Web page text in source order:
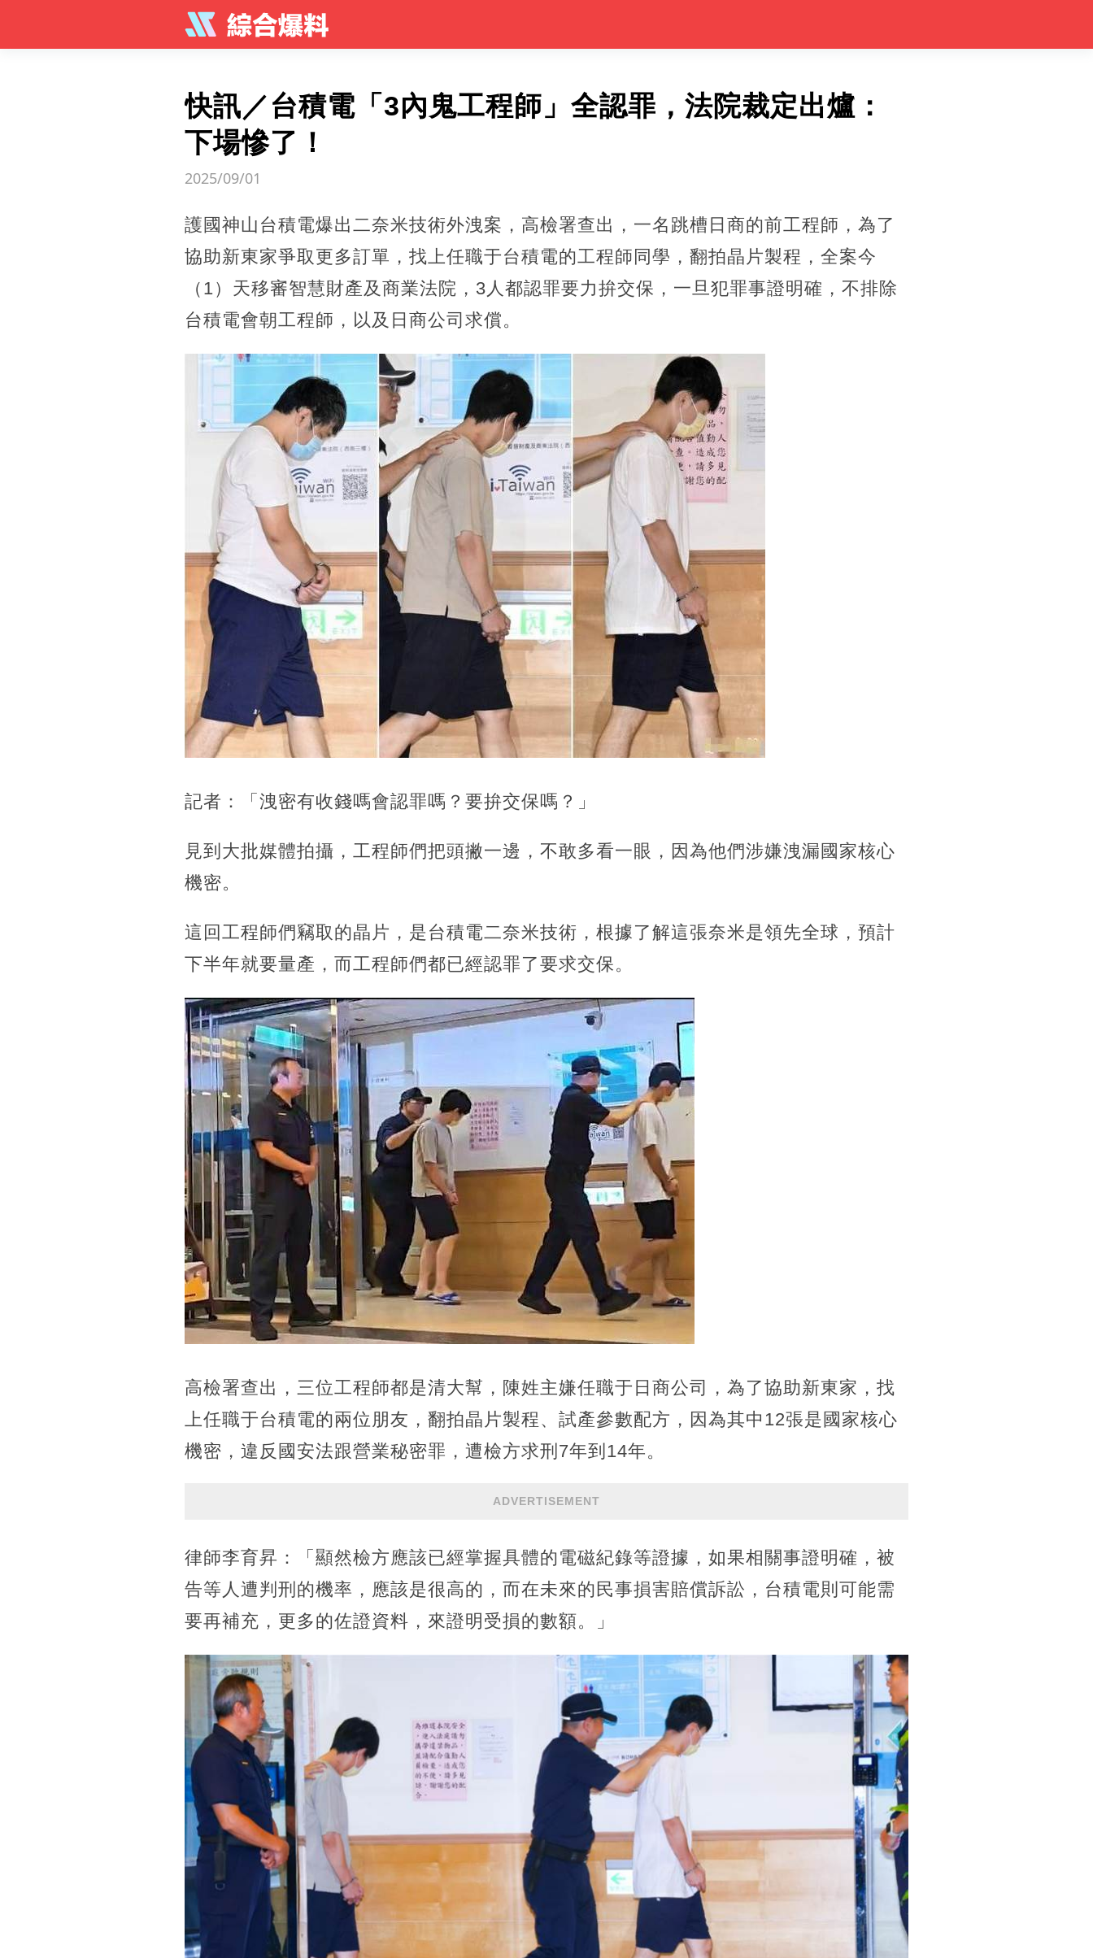
快訊／台積電「3內鬼工程師」全認罪，法院裁定出爐：
下場慘了！
2025/09/01
護國神山台積電爆出二奈米技術外洩案，高檢署查出，一名跳槽日商的前工程師，為了
協助新東家爭取更多訂單，找上任職于台積電的工程師同學，翻拍晶片製程，全案今
（1）天移審智慧財產及商業法院，3人都認罪要力拚交保，一旦犯罪事證明確，不排除
台積電會朝工程師，以及日商公司求償。
記者：「洩密有收錢嗎會認罪嗎？要拚交保嗎？」
見到大批媒體拍攝，工程師們把頭撇一邊，不敢多看一眼，因為他們涉嫌洩漏國家核心
機密。
這回工程師們竊取的晶片，是台積電二奈米技術，根據了解這張奈米是領先全球，預計
下半年就要量產，而工程師們都已經認罪了要求交保。
高檢署查出，三位工程師都是清大幫，陳姓主嫌任職于日商公司，為了協助新東家，找
上任職于台積電的兩位朋友，翻拍晶片製程、試產參數配方，因為其中12張是國家核心
機密，違反國安法跟營業秘密罪，遭檢方求刑7年到14年。
ADVERTISEMENT
律師李育昇：「顯然檢方應該已經掌握具體的電磁紀錄等證據，如果相關事證明確，被
告等人遭判刑的機率，應該是很高的，而在未來的民事損害賠償訴訟，台積電則可能需
要再補充，更多的佐證資料，來證明受損的數額。」